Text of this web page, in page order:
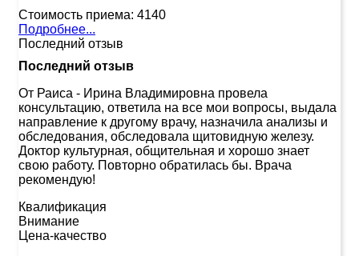
Стоимость приема: 4140
Подробнее...
Последний отзыв
Последний отзыв
От Раиса - Ирина Владимировна провела
консультацию, ответила на все мои вопросы, выдала
направление к другому врачу, назначила анализы и
обследования, обследовала щитовидную железу.
Доктор культурная, общительная и хорошо знает
свою работу. Повторно обратилась бы. Врача
рекомендую!
Квалификация
Внимание
Цена-качество